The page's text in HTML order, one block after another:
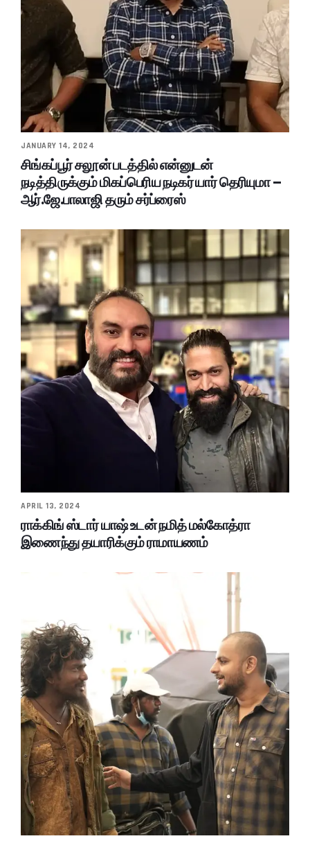
JANUARY 14, 2024
சிங்கப்பூர் சலூன் படத்தில் என்னுடன்
நடித்திருக்கும் மிகப்பெரிய நடிகர் யார் தெரியுமா –
ஆர்.ஜே.பாலாஜி தரும் சர்ப்ரைஸ்
APRIL 13, 2024
ராக்கிங் ஸ்டார் யாஷ் உடன் நமித் மல்கோத்ரா
இணைந்து தயாரிக்கும் ராமாயணம்